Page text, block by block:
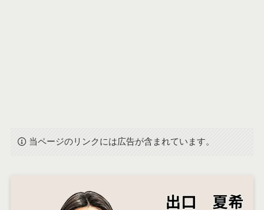
当ページのリンクには広告が含まれています。